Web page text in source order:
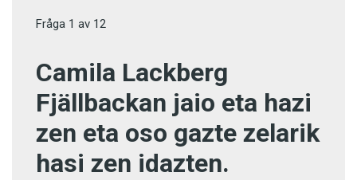
Fråga 1 av 12
Camila Lackberg
Fjällbackan jaio eta hazi
zen eta oso gazte zelarik
hasi zen idazten.